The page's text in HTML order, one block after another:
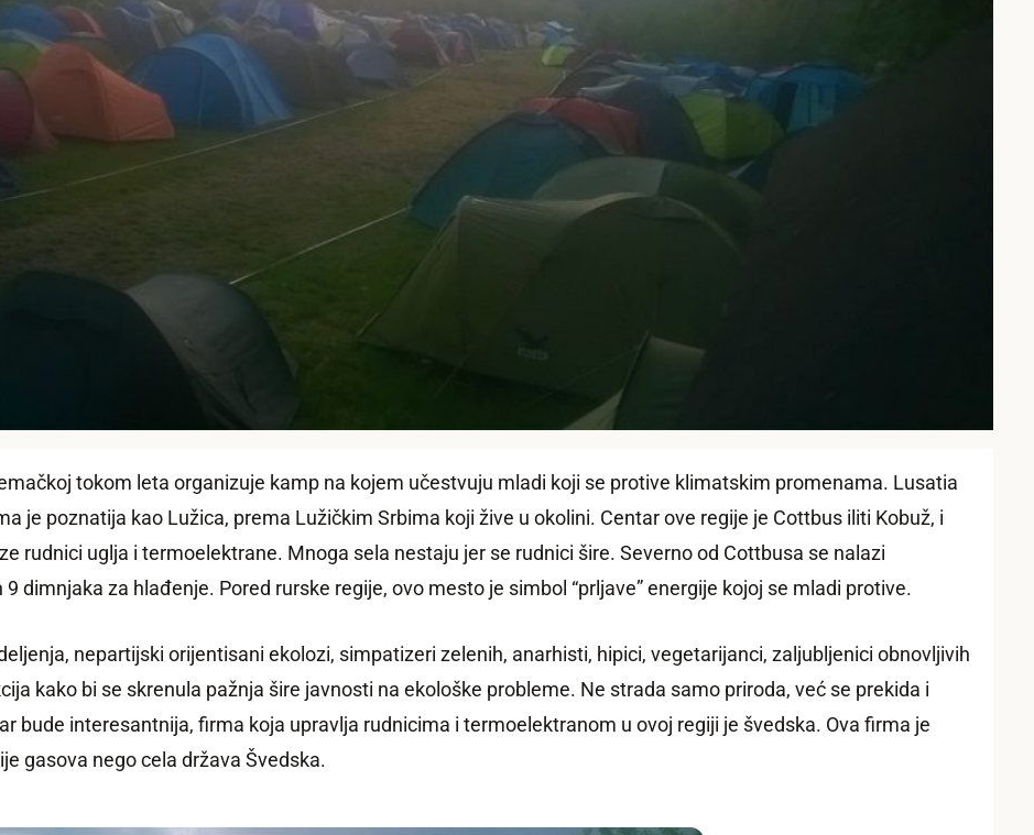
tokom leta organizuje kamp na kojem učestvuju mladi koji se protive klimatskim promenama. Lusatia
je poznatija kao Lužica, prema Lužičkim Srbima koji žive u okolini. Centar ove regije je Cottbus iliti Kobuž, i
rudnici uglja i termoelektrane. Mnoga sela nestaju jer se rudnici šire. Severno od Cottbusa se nalazi
dimnjaka za hlađenje. Pored rurske regije, ovo mesto je simbol “prljave” energije kojoj se mladi protive.
nepartijski orijentisani ekolozi, simpatizeri zelenih, anarhisti, hipici, vegetarijanci, zaljubljenici obnovljivih
kako bi se skrenula pažnja šire javnosti na ekološke probleme. Ne strada samo priroda, već se prekida i
bude interesantnija, firma koja upravlja rudnicima i termoelektranom u ovoj regiji je švedska. Ova firma je
gasova nego cela država Švedska.